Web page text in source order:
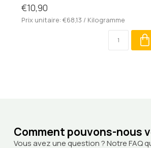
€10,90
Prix unitaire: €68,13 / Kilogramme
Comment pouvons-nous
Vous avez une question ? Notre FAQ